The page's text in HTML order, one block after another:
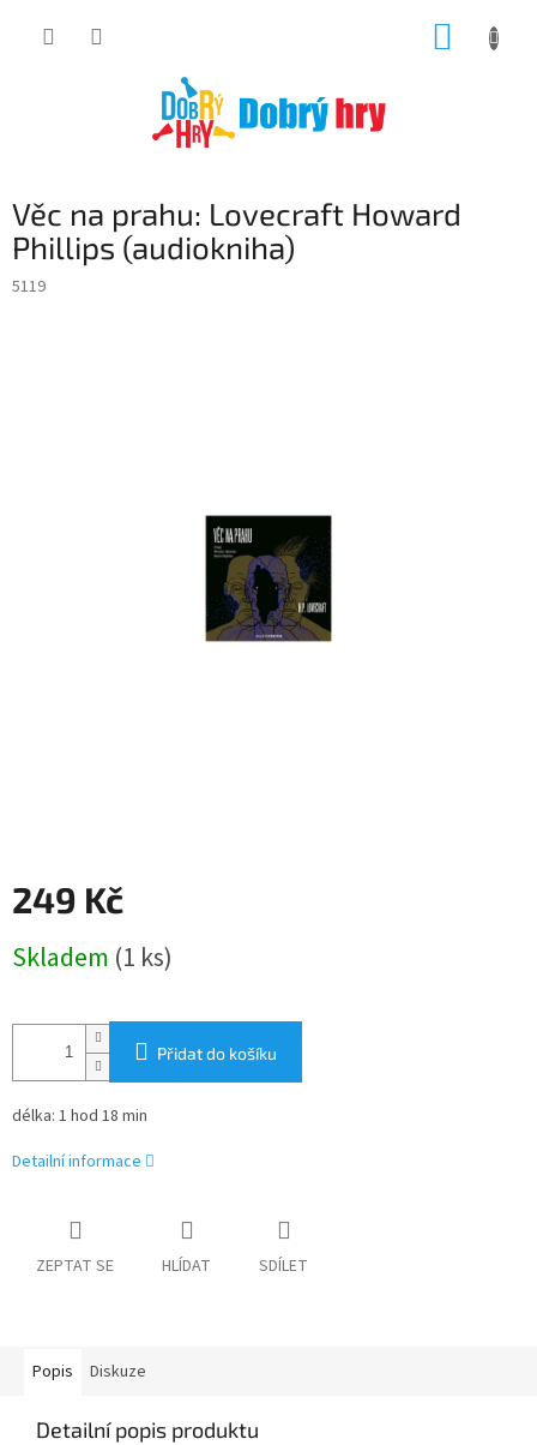
Věc na prahu: Lovecraft Howard
Phillips (audiokniha)
5119
249 Kč
cena:
Skladem (1 ks)
Přidat do košíku
délka: 1 hod 18 min
Detailní informace
ZEPTAT SE HLÍDAT SDÍLET
Popis Diskuze
Detailní popis produktu